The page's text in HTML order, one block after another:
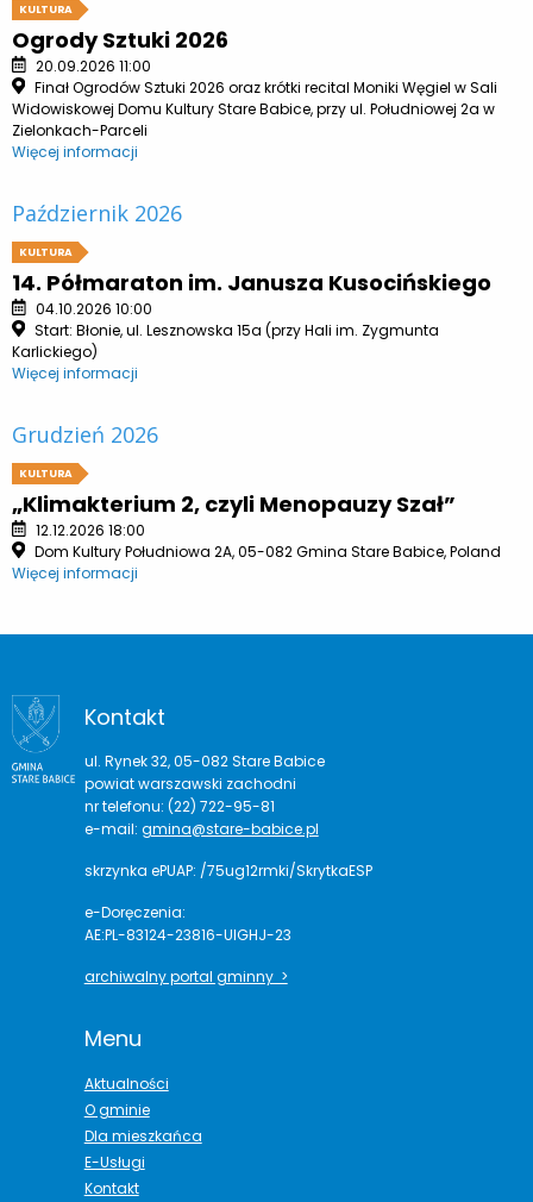
KULTURA
Ogrody Sztuki 2026
20.09.2026 11:00
Finał Ogrodów Sztuki 2026 oraz krótki recital Moniki Węgiel w Sali
Widowiskowej Domu Kultury Stare Babice, przy ul. Południowej 2a w
Zielonkach-Parceli
Więcej informacji
Październik 2026
KULTURA
14. Półmaraton im. Janusza Kusocińskiego
04.10.2026 10:00
Start: Błonie, ul. Lesznowska 15a (przy Hali im. Zygmunta
Karlickiego)
Więcej informacji
Grudzień 2026
KULTURA
„Klimakterium 2, czyli Menopauzy Szał”
12.12.2026 18:00
Dom Kultury Południowa 2A, 05-082 Gmina Stare Babice, Poland
Więcej informacji
Kontakt
ul. Rynek 32, 05-082 Stare Babice
powiat warszawski zachodni
nr telefonu: (22) 722-95-81
e-mail: gmina@stare-babice.pl
skrzynka ePUAP: /75ug12rmki/SkrytkaESP
e-Doręczenia:
AE:PL-83124-23816-UIGHJ-23
archiwalny portal gminny >
Menu
Aktualności
O gminie
Dla mieszkańca
E-Usługi
Kontakt